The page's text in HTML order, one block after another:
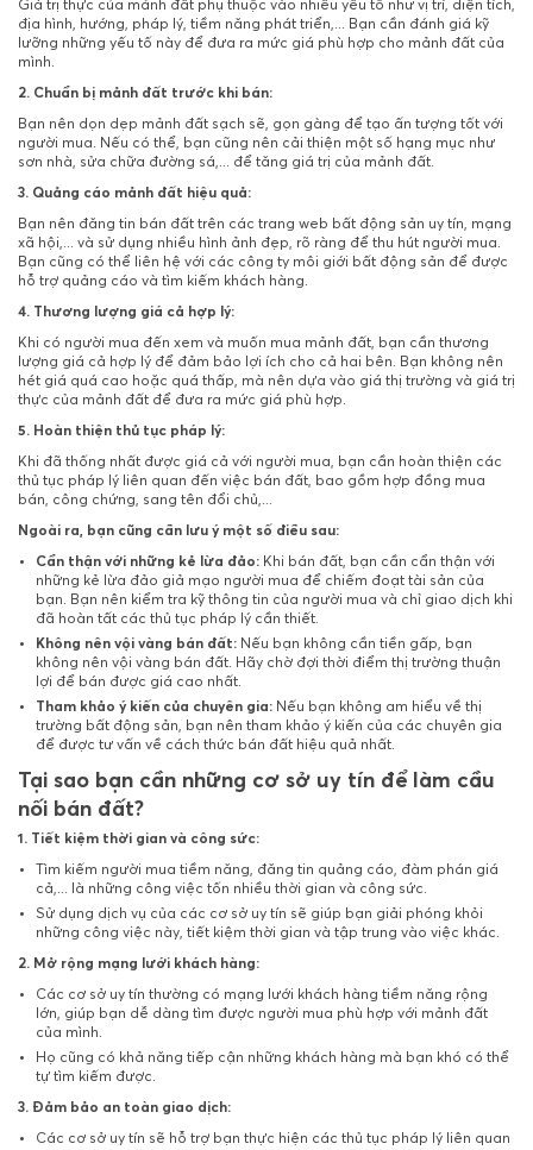
Giá trị thực của mảnh đất phụ thuộc vào nhiều yếu tố như vị trí, diện tích,
địa hình, hướng, pháp lý, tiềm năng phát triển,... Bạn cần đánh giá kỹ
lưỡng những yếu tố này để đưa ra mức giá phù hợp cho mảnh đất của
mình.
2. Chuẩn bị mảnh đất trước khi bán:
Bạn nên dọn dẹp mảnh đất sạch sẽ, gọn gàng để tạo ấn tượng tốt với
người mua. Nếu có thể, bạn cũng nên cải thiện một số hạng mục như
sơn nhà, sửa chữa đường sá,... để tăng giá trị của mảnh đất.
3. Quảng cáo mảnh đất hiệu quả:
Bạn nên đăng tin bán đất trên các trang web bất động sản uy tín, mạng
xã hội,... và sử dụng nhiều hình ảnh đẹp, rõ ràng để thu hút người mua.
Bạn cũng có thể liên hệ với các công ty môi giới bất động sản để được
hỗ trợ quảng cáo và tìm kiếm khách hàng.
4. Thương lượng giá cả hợp lý:
Khi có người mua đến xem và muốn mua mảnh đất, bạn cần thương
lượng giá cả hợp lý để đảm bảo lợi ích cho cả hai bên. Bạn không nên
hét giá quá cao hoặc quá thấp, mà nên dựa vào giá thị trường và giá trị
thực của mảnh đất để đưa ra mức giá phù hợp.
5. Hoàn thiện thủ tục pháp lý:
Khi đã thống nhất được giá cả với người mua, bạn cần hoàn thiện các
thủ tục pháp lý liên quan đến việc bán đất, bao gồm hợp đồng mua
bán, công chứng, sang tên đổi chủ,...
Ngoài ra, bạn cũng cần lưu ý một số điều sau:
Cẩn thận với những kẻ lừa đảo: Khi bán đất, bạn cần cẩn thận với
những kẻ lừa đảo giả mạo người mua để chiếm đoạt tài sản của
bạn. Bạn nên kiểm tra kỹ thông tin của người mua và chỉ giao dịch khi
đã hoàn tất các thủ tục pháp lý cần thiết.
Không nên vội vàng bán đất: Nếu bạn không cần tiền gấp, bạn
không nên vội vàng bán đất. Hãy chờ đợi thời điểm thị trường thuận
lợi để bán được giá cao nhất.
Tham khảo ý kiến của chuyên gia: Nếu bạn không am hiểu về thị
trường bất động sản, bạn nên tham khảo ý kiến của các chuyên gia
để được tư vấn về cách thức bán đất hiệu quả nhất.
Tại sao bạn cần những cơ sở uy tín để làm cầu
nối bán đất?
1. Tiết kiệm thời gian và công sức:
Tìm kiếm người mua tiềm năng, đăng tin quảng cáo, đàm phán giá
cả,... là những công việc tốn nhiều thời gian và công sức.
Sử dụng dịch vụ của các cơ sở uy tín sẽ giúp bạn giải phóng khỏi
những công việc này, tiết kiệm thời gian và tập trung vào việc khác.
2. Mở rộng mạng lưới khách hàng:
Các cơ sở uy tín thường có mạng lưới khách hàng tiềm năng rộng
lớn, giúp bạn dễ dàng tìm được người mua phù hợp với mảnh đất
của mình.
Họ cũng có khả năng tiếp cận những khách hàng mà bạn khó có thể
tự tìm kiếm được.
3. Đảm bảo an toàn giao dịch:
Các cơ sở uy tín sẽ hỗ trợ bạn thực hiện các thủ tục pháp lý liên quan